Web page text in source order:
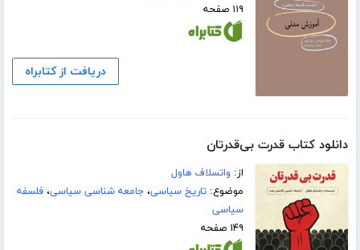
۱۱۹ صفحه
دریافت از کتابراه
دانلود کتاب قدرت بی‌قدرتان
از: واتسلاف هاول
موضوع:تاریخ سیاسی،جامعه شناسی سیاسی،فلسفه
سیاسی
۱۴۹ صفحه